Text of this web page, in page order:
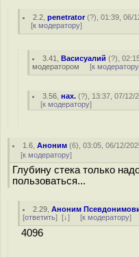
2.2 ,penetrator(?), 01:39, 06/
[к модератору]
3.41 ,Васисуалий (?),
модератором [к модератору
3.56 ,нах. (?), 13:37, 07/12/
[к модератору]
1.6 ,Аноним (6), 03:05, 06/12/
[к модератору]
Глубину стека только
пользоваться...
2.29 ,Аноним
[ответить] [↓] [к модератору]
4096